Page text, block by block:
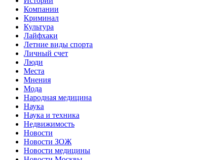
Компании
Криминал
Культура
Лайфхаки
Летние виды спорта
Личный счет
Люди
Места
Мнения
Мода
Народная медицина
Наука
Наука и техника
Недвижимость
Новости
Новости ЗОЖ
Новости медицины